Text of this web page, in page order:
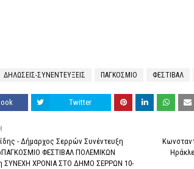
ΔΗΛΩΣΕΙΣ-ΣΥΝΕΝΤΕΥΞΕΙΣ ΠΑΓΚΟΣΜΙΟ ΦΕΣΤΙΒΑΛ
Twitter
- Δήμαρχος Σερρών Συνέντευξη
ΦΕΣΤΙΒΑΛ ΠΟΛΕΜΙΚΩΝ
ΣΥΝΕΧΗ ΧΡΟΝΙΑ ΣΤΟ ΔΗΜΟ ΣΕΡΡΩΝ 10-